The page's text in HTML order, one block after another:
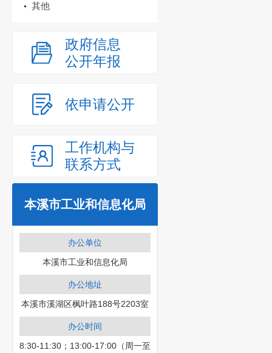
其他
政府信息
公开年报
依申请公开
工作机构与
联系方式
本溪市工业和信息化局
办公单位
本溪市工业和信息化局
办公地址
本溪市溪湖区枫叶路188号2203室
办公时间
8:30-11:30；13:00-17:00（周一至